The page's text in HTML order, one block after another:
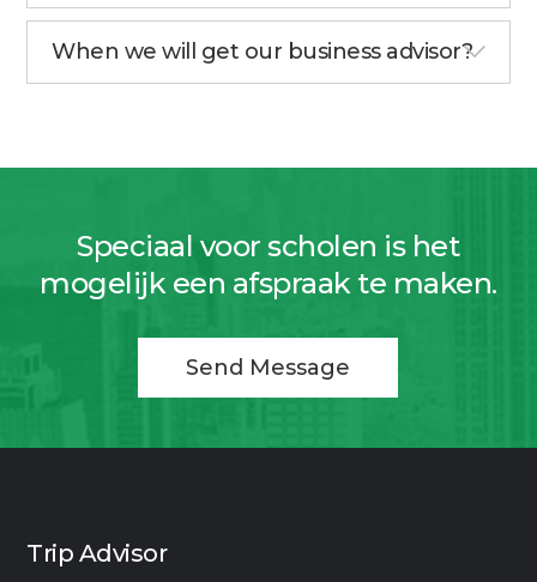
When we will get our business advisor?
Speciaal voor scholen is het
mogelijk een afspraak te maken.
Send Message
Trip Advisor